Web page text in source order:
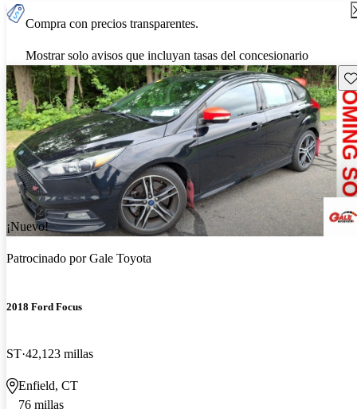
Compra con precios transparentes.
Mostrar solo avisos que incluyan tasas del concesionario
¡Nuevo!
Patrocinado porGale Toyota
2018 Ford Focus
ST 42,123 millas
Enfield, CT
76 millas